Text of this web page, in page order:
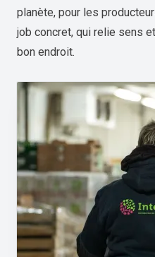
planète, pour les
job concret, qui relie sens
bon endroit.